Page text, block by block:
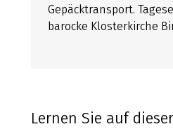
Gepäcktransport.
barocke Klosterkirche
Lernen Sie auf